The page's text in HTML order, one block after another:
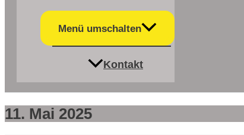
Menü umschalten
Kontakt
11. Mai 2025